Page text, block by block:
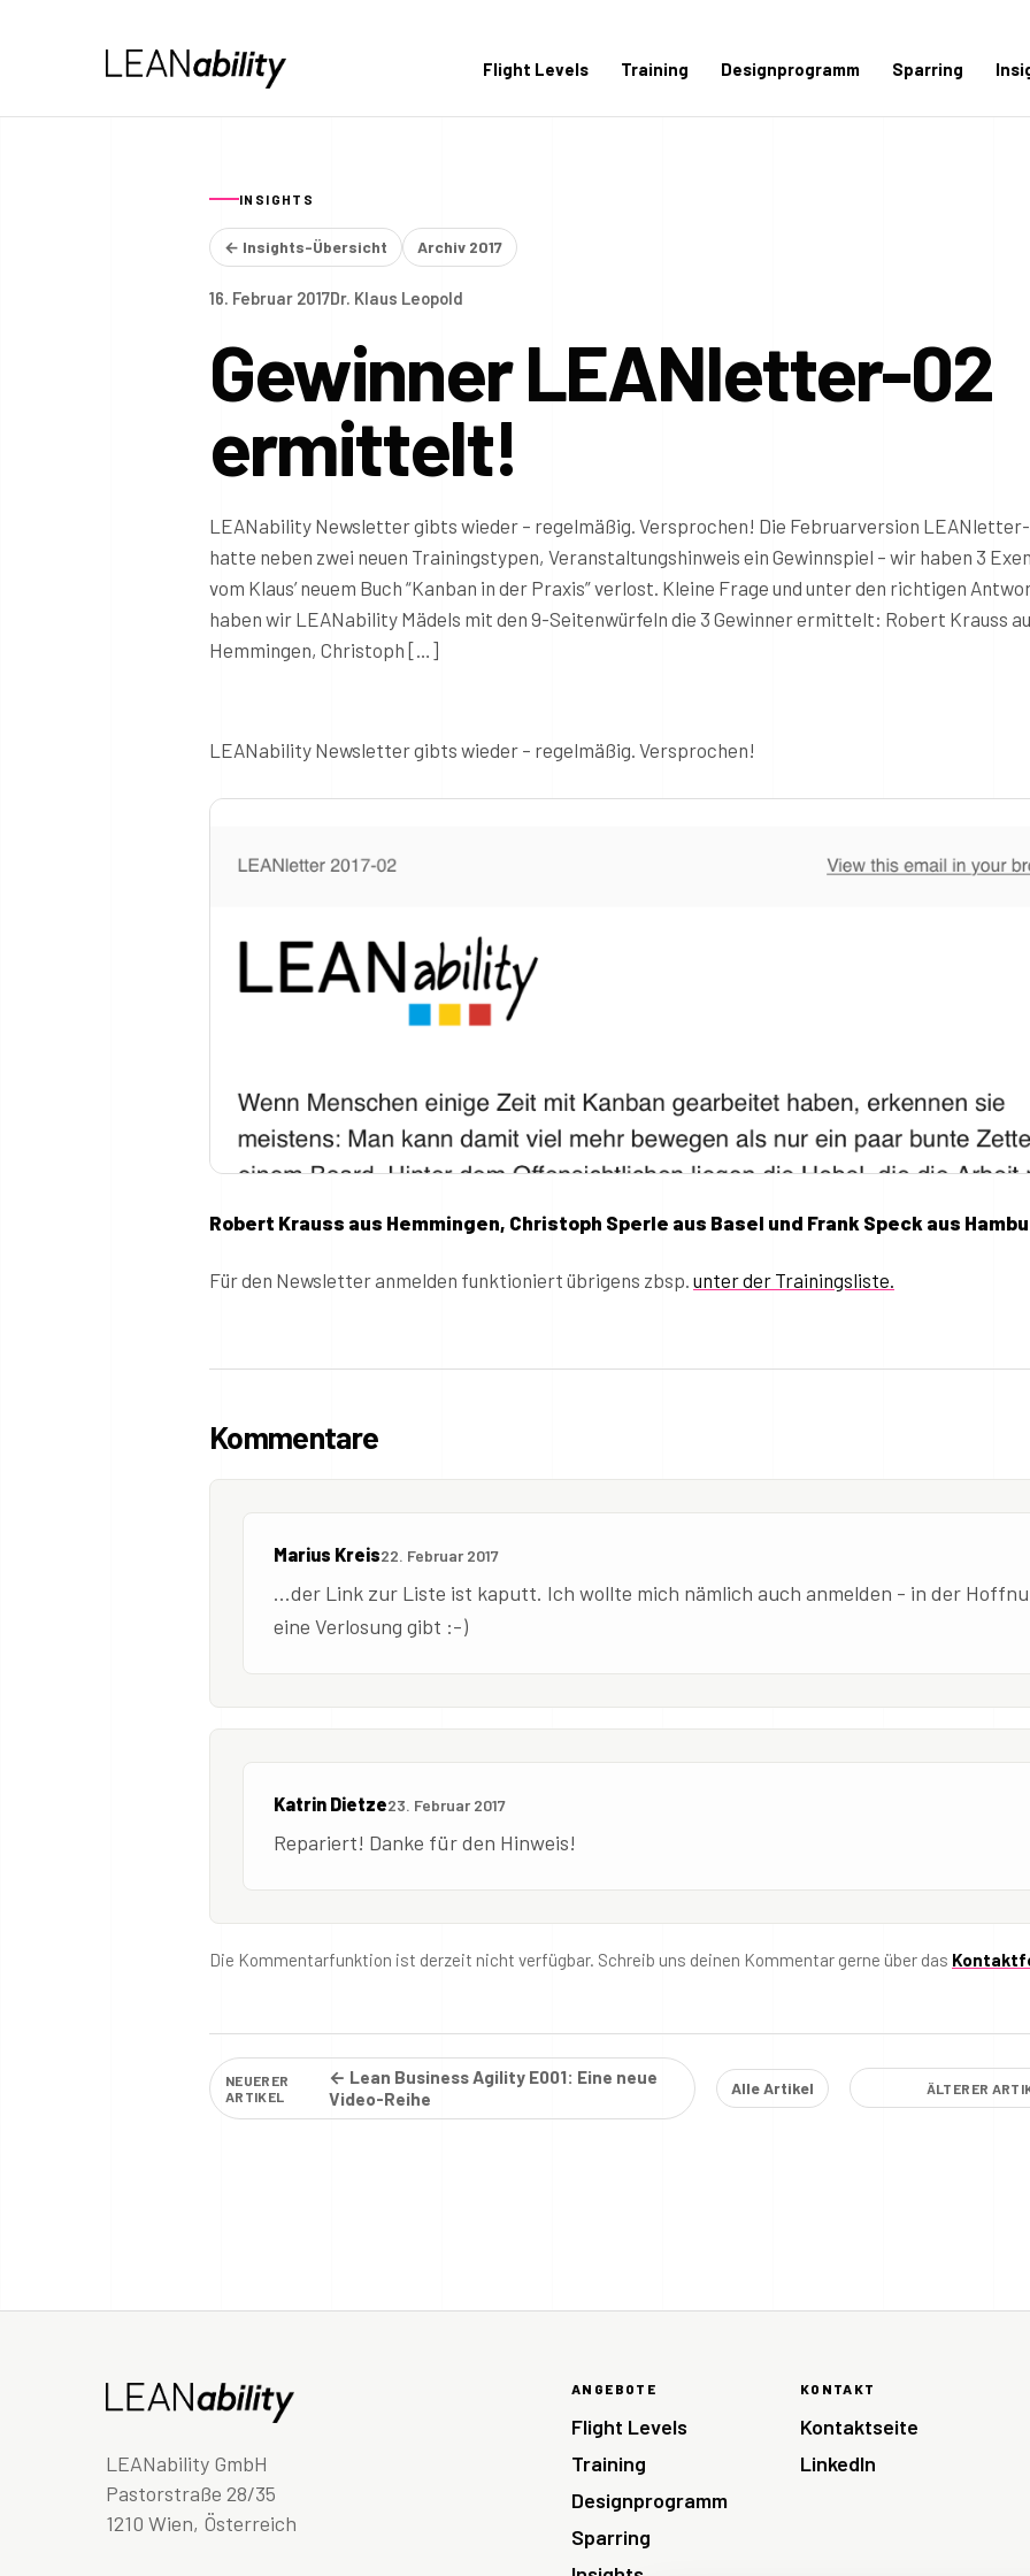
Flight Levels Training Designprogramm Sparring
INSIGHTS
← Insights-Übersicht Archiv 2017
16. Februar 2017Dr. Klaus Leopold
Gewinner LEANletter-02
ermittelt!
LEANability Newsletter gibts wieder – regelmäßig. Versprochen! Die Februarversion
hatte neben zwei neuen Trainingstypen, Veranstaltungshinweis ein Gewinnspiel – wir haben 3
vom Klaus’ neuem Buch “Kanban in der Praxis” verlost. Kleine Frage und unter den richtigen
haben wir LEANability Mädels mit den 9-Seitenwürfeln die 3 Gewinner ermittelt: Robert Krauss
Hemmingen, Christoph […]
LEANability Newsletter gibts wieder – regelmäßig. Versprochen!
Robert Krauss aus Hemmingen, Christoph Sperle aus Basel und Frank Speck aus
Für den Newsletter anmelden funktioniert übrigens zbsp. unter der Trainingsliste.
Kommentare
Marius Kreis22. Februar 2017
...der Link zur Liste ist kaputt. Ich wollte mich nämlich auch anmelden - in der
eine Verlosung gibt :-)
Katrin Dietze23. Februar 2017
Repariert! Danke für den Hinweis!
Die Kommentarfunktion ist derzeit nicht verfügbar. Schreib uns deinen Kommentar gerne über das
NEUERER
ARTIKEL
← Lean Business Agility E001: Eine neue
Video-Reihe
Alle Artikel ÄLTERER
LEANability GmbH
Pastorstraße 28/35
1210 Wien, Österreich
ANGEBOTE
Flight Levels
Training
Designprogramm
Sparring
KONTAKT
Kontaktseite
LinkedIn